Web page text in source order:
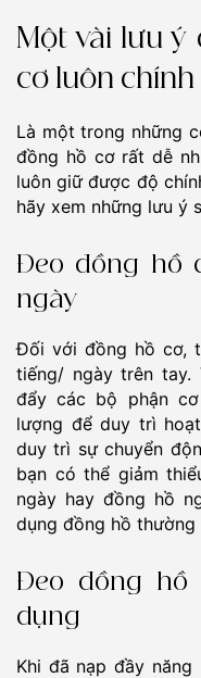
Một vài lưu ý
cơ luôn chính
Là một trong những
đồng hồ cơ rất dễ
luôn giữ được độ
hãy xem những lưu ý
Đeo đồng hồ
ngày
Đối với đồng hồ cơ,
tiếng/ ngày trên tay.
đẩy các bộ phận
lượng để duy trì
duy trì sự chuyển
bạn có thể giảm
ngày hay đồng hồ
dụng đồng hồ thường
Đeo đồng hồ
dụng
Khi đã nạp đầy